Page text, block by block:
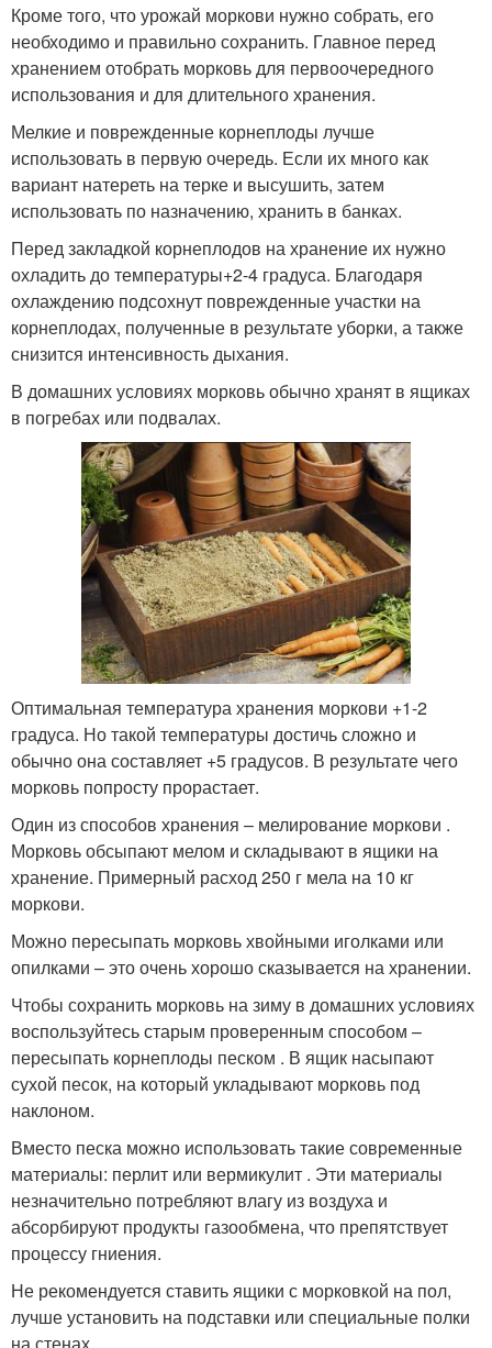
Кроме того, что урожай моркови нужно собрать, его
необходимо и правильно сохранить. Главное перед
хранением отобрать морковь для первоочередного
использования и для длительного хранения.
Мелкие и поврежденные корнеплоды лучше
использовать в первую очередь. Если их много как
вариант натереть на терке и высушить, затем
использовать по назначению, хранить в банках.
Перед закладкой корнеплодов на хранение их нужно
охладить до температуры+2-4 градуса. Благодаря
охлаждению подсохнут поврежденные участки на
корнеплодах, полученные в результате уборки, а также
снизится интенсивность дыхания.
В домашних условиях морковь обычно хранят в ящиках
в погребах или подвалах.
Оптимальная температура хранения моркови +1-2
градуса. Но такой температуры достичь сложно и
обычно она составляет +5 градусов. В результате чего
морковь попросту прорастает.
Один из способов хранения – мелирование моркови .
Морковь обсыпают мелом и складывают в ящики на
хранение. Примерный расход 250 г мела на 10 кг
моркови.
Можно пересыпать морковь хвойными иголками или
опилками – это очень хорошо сказывается на хранении.
Чтобы сохранить морковь на зиму в домашних условиях
воспользуйтесь старым проверенным способом –
пересыпать корнеплоды песком . В ящик насыпают
сухой песок, на который укладывают морковь под
наклоном.
Вместо песка можно использовать такие современные
материалы: перлит или вермикулит . Эти материалы
незначительно потребляют влагу из воздуха и
абсорбируют продукты газообмена, что препятствует
процессу гниения.
Не рекомендуется ставить ящики с морковкой на пол,
лучше установить на подставки или специальные полки
на стенах.